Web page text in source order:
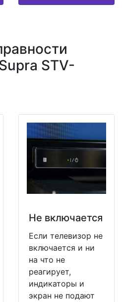
STV-
Не включается
Если телевизор не
включается и ни
на что не
реагирует,
индикаторы и
экран не подают